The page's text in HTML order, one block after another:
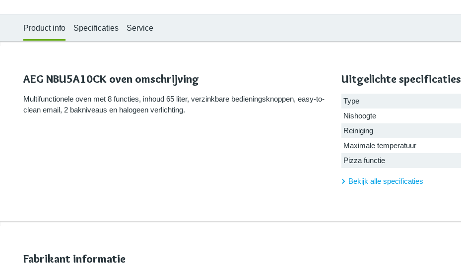
Product info Specificaties Service
AEG NBU5A10CK oven omschrijving
Multifunctionele oven met 8 functies, inhoud 65 liter, verzinkbare bedieningsknoppen, easy-to-
clean email, 2 bakniveaus en halogeen verlichting.
Uitgelichte specificaties
Type
Nishoogte
Reiniging
Maximale temperatuur
Pizza functie
Bekijk alle specificaties
Fabrikant informatie